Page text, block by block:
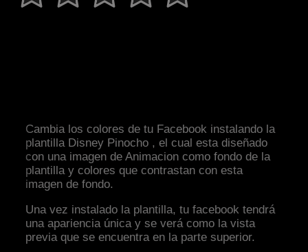
Cambia los colores de tu Facebook instalando la
plantilla Disney Pinocho , el cual esta diseñado
con una imagen de Animacion como fondo de la
plantilla y colores que contrastan con esta
imagen de fondo.
Una vez instalado la plantilla, tu facebook tendrá
una apariencia única y se verá como la vista
previa que se encuentra en la parte superior.